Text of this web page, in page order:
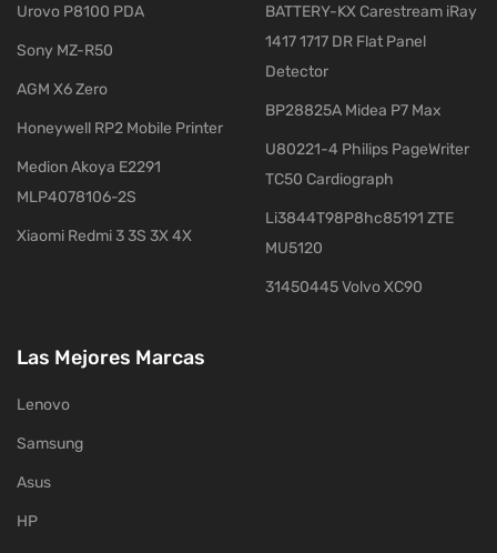
Urovo P8100 PDA
Sony MZ-R50
AGM X6 Zero
Honeywell RP2 Mobile Printer
Medion Akoya E2291
MLP4078106-2S
Xiaomi Redmi 3 3S 3X 4X
BATTERY-KX Carestream iRay
1417 1717 DR Flat Panel
Detector
BP28825A Midea P7 Max
U80221-4 Philips PageWriter
TC50 Cardiograph
Li3844T98P8hc85191 ZTE
MU5120
31450445 Volvo XC90
Las Mejores Marcas
Lenovo
Samsung
Asus
HP